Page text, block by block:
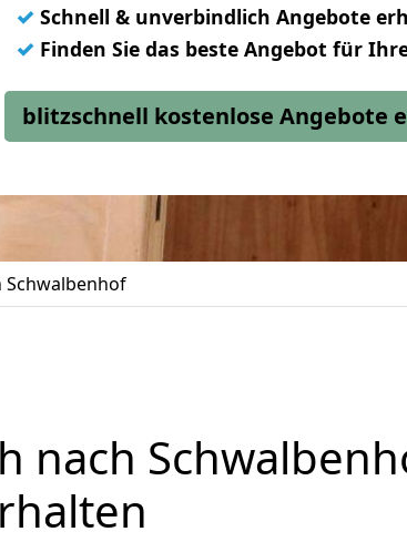
✓ Schnell & unverbindlich Angebote
✓ Finden Sie das beste Angebot für
blitzschnell kostenlose Angebote
Schwalbenhof
nach